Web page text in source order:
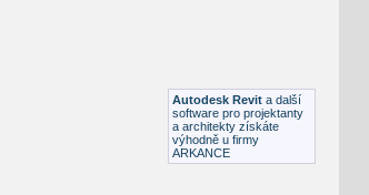
Kamna, krby
Autodesk Revit a další
software pro projektanty
a architekty získáte
výhodně u firmy
ARKANCE